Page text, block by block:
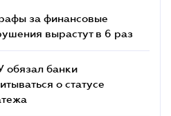
за финансовые
вырастут в 6 раз
обязал банки
о статусе